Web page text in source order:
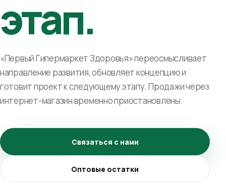
этап.
«Первый Гипермаркет Здоровья» переосмысливает
направление развития, обновляет концепцию и
готовит проект к следующему этапу. Продажи через
интернет-магазин временно приостановлены.
Связаться с нами
Оптовые остатки